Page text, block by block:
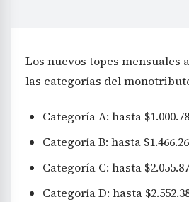
Los nuevos topes mensuales
las categorías del
Categoría A: hasta
Categoría B: hasta
Categoría C: hasta
Categoría D: hasta